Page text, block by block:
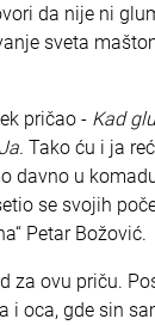
da nije ni
sveta
pričao - Kad
Tako ću i ja
davno u
se svojih
Petar Božović.
za ovu priču.
i oca, gde sin